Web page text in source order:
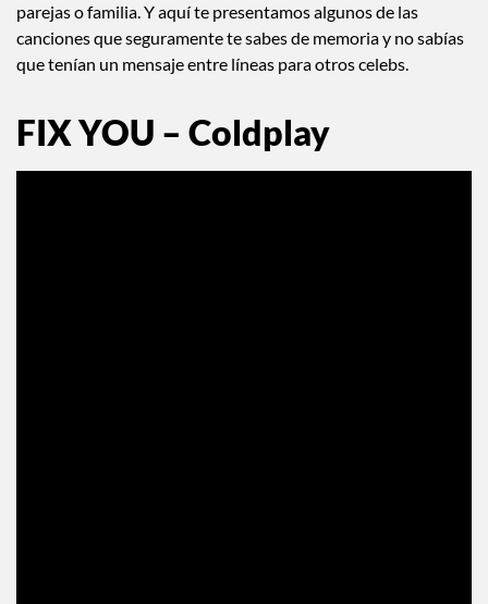
parejas o familia. Y aquí te presentamos algunos de las
canciones que seguramente te sabes de memoria y no sabías
que tenían un mensaje entre líneas para otros celebs.
FIX YOU – Coldplay